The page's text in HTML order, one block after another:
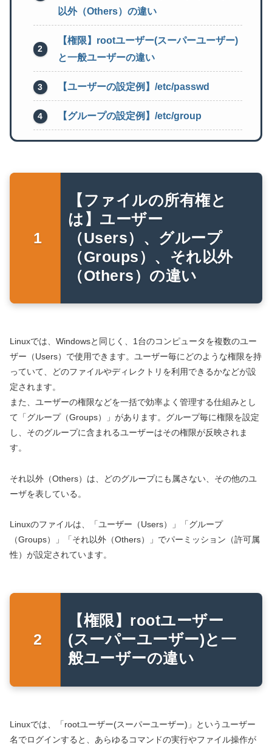
以外（Others）の違い
【権限】rootユーザー(スーパーユーザー)
と一般ユーザーの違い
【ユーザーの設定例】/etc/passwd
【グループの設定例】/etc/group
【ファイルの所有権と
は】ユーザー
（Users）、グループ
（Groups）、それ以外
（Others）の違い
Linuxでは、Windowsと同じく、1台のコンピュータを複数のユー
ザー（Users）で使用できます。ユーザー毎にどのような権限を持
っていて、どのファイルやディレクトリを利用できるかなどが設
定されます。
また、ユーザーの権限などを一括で効率よく管理する仕組みとし
て「グループ（Groups）」があります。グループ毎に権限を設定
し、そのグループに含まれるユーザーはその権限が反映されま
す。
それ以外（Others）は、どのグループにも属さない、その他のユ
ーザを表している。
Linuxのファイルは、「ユーザー（Users）」「グループ
（Groups）」「それ以外（Others）」でパーミッション（許可属
性）が設定されています。
【権限】rootユーザー
(スーパーユーザー)と一
般ユーザーの違い
Linuxでは、「rootユーザー(スーパーユーザー)」というユーザー
名でログインすると、あらゆるコマンドの実行やファイル操作が